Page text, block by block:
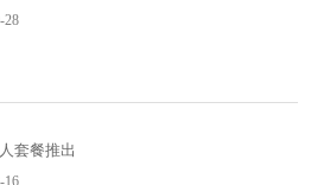
28
套餐推出
16